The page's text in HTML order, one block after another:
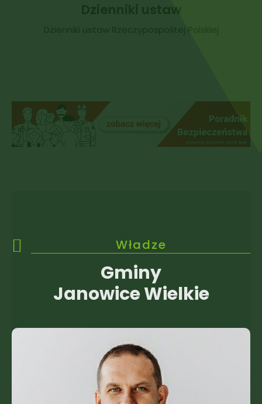
Dzienniki ustaw
Dzienniki ustaw Rzeczypospolitej Polskiej
Władze
Gminy
Janowice Wielkie